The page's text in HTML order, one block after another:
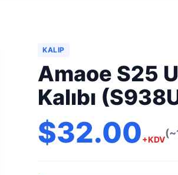
KALIP
Amaoe S25
Kalıbı
$32.00+KDV